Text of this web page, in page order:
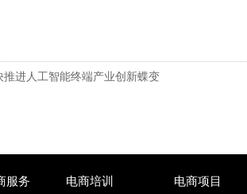
推进人工智能终端产业创新蝶变
服务 电商培训 电商项目